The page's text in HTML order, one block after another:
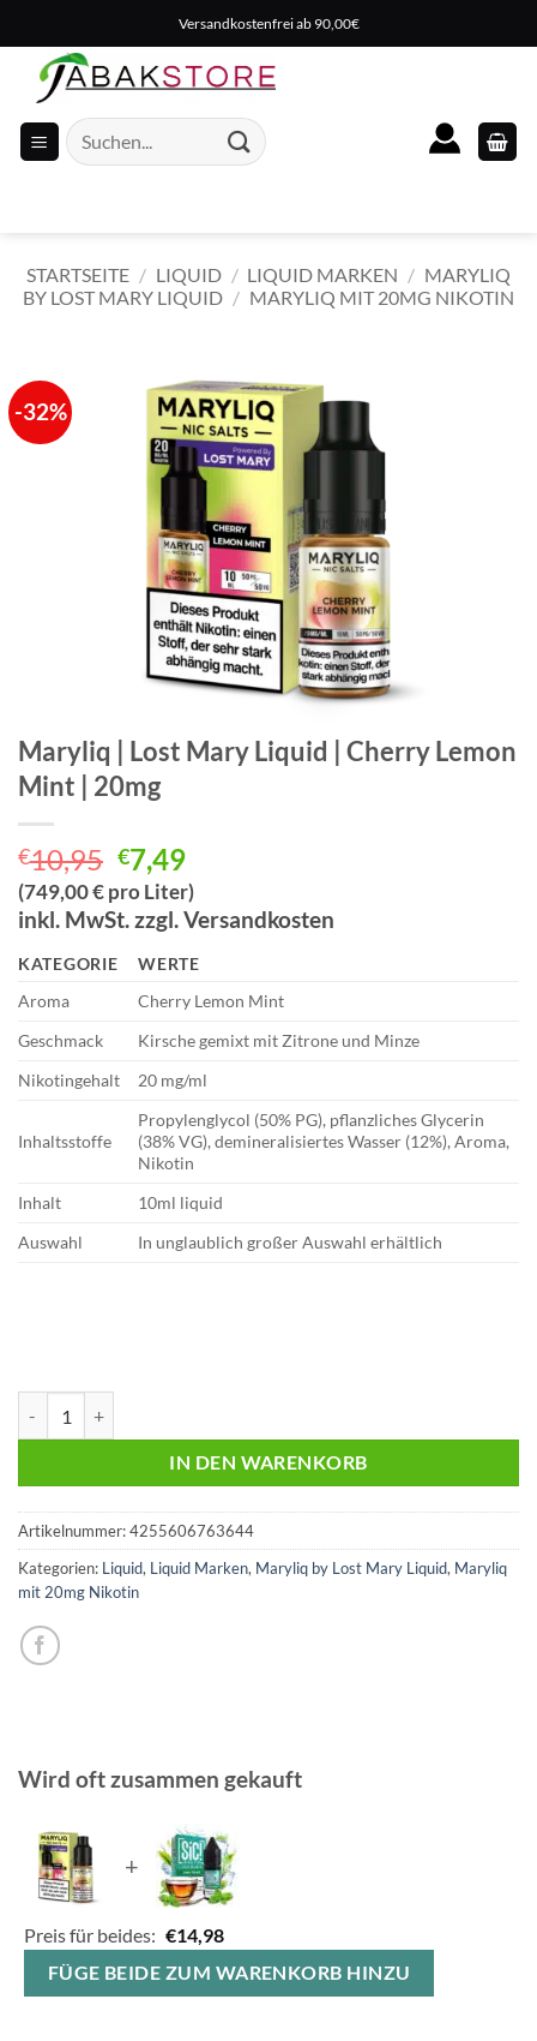
Inhalt
springen
Versandkostenfrei ab 90,00€
Suche
nach:
STARTSEITE / LIQUID / LIQUID MARKEN / MARYLIQ
BY LOST MARY LIQUID / MARYLIQ MIT 20MG NIKOTIN
-32%
Maryliq | Lost Mary Liquid | Cherry Lemon
Mint | 20mg
€10,95 Ursprünglicher
Preis
war:
€7,49Aktueller
Preis
ist:
(749,00 € pro Liter)
inkl. MwSt. zzgl. Versandkosten
KATEGORIE
WERTE
Aroma
Cherry Lemon Mint
Geschmack
Kirsche gemixt mit Zitrone und Minze
Nikotingehalt
20 mg/ml
Inhaltsstoffe
Propylenglycol (50% PG), pflanzliches Glycerin
(38% VG), demineralisiertes Wasser (12%), Aroma,
Nikotin
Inhalt
10ml liquid
Auswahl
In unglaublich großer Auswahl erhältlich
IN DEN WARENKORB
Artikelnummer:4255606763644
Kategorien: Liquid, Liquid Marken, Maryliq by Lost Mary Liquid, Maryliq
mit 20mg Nikotin
Wird oft zusammen gekauft
+
Preis für beides: €14,98
FÜGE BEIDE ZUM WARENKORB HINZU